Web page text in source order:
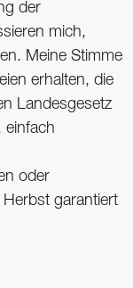
der
mich,
Meine Stimme
erhalten, die
Landesgesetz
einfach
oder
garantiert